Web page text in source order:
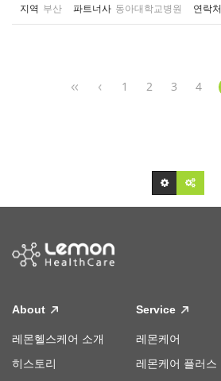
지역 부산 파트너사 동아대학교병원 연락처
1 2 3 4
About
레몬헬스케어 소개
히스토리
Service
레몬케어
레몬케어 플러스